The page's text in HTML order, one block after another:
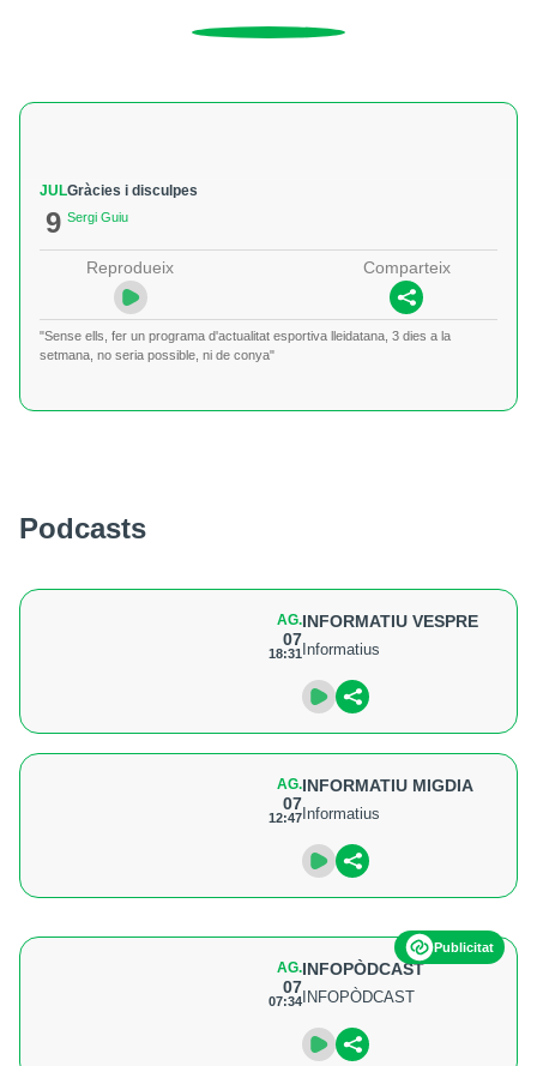
JUL
9
Gràcies i disculpes
Sergi Guiu
Reprodueix Comparteix
"Sense ells, fer un programa d'actualitat esportiva lleidatana, 3 dies a la
setmana, no seria possible, ni de conya"
Podcasts
AG.
07
18:31
INFORMATIU VESPRE
Informatius
AG.
07
12:47
INFORMATIU MIGDIA
Informatius
Publicitat
AG.
07
07:34
INFOPÒDCAST
INFOPÒDCAST